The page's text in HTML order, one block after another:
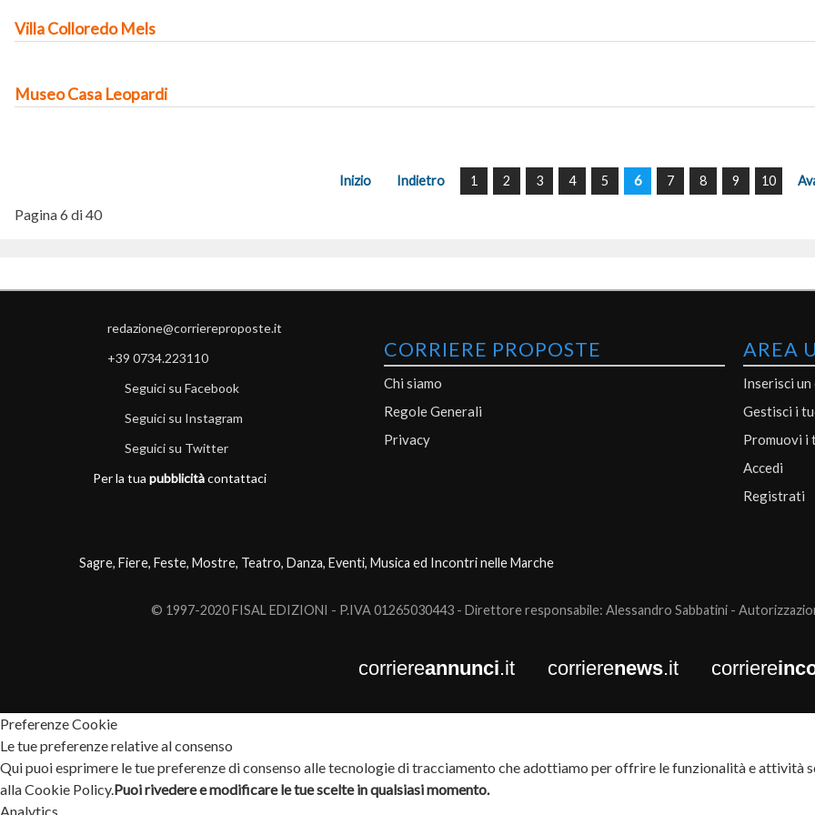
Villa Colloredo Mels
Museo Casa Leopardi
Inizio Indietro 1 2 3 4 5 6 7 8 9 10
Pagina 6 di 40
redazione@corriereproposte.it
+39 0734.223110
Seguici su Facebook
Seguici su Instagram
Seguici su Twitter
Per la tua pubblicitàcontattaci
CORRIERE PROPOSTE
Chi siamo
Regole Generali
Privacy
AREA
Inserisci
Gestisci i
Promuovi i
Accedi
Registrati
Sagre, Fiere, Feste, Mostre, Teatro, Danza, Eventi, Musica ed Incontri nelle Marche
© 1997-2020 FISAL EDIZIONI - P.IVA 01265030443 - Direttore responsabile: Alessandro Sabbatini -
corriereannunci.it corrierenews.it corriere
Preferenze Cookie
Le tue preferenze relative al consenso
Qui puoi esprimere le tue preferenze di consenso alle tecnologie di tracciamento che adottiamo per offrire le funzionalità e
alla Cookie Policy.Puoi rivedere e modificare le tue scelte in qualsiasi momento.
Analytics